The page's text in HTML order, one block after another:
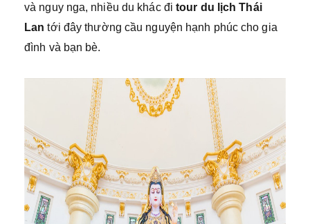
và nguy nga, nhiều du khác đitour du lịch Thái
Lan tới đây thường cầu nguyện hạnh phúc cho gia
đình và bạn bè.